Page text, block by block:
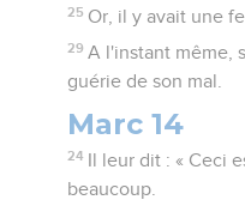
25 Or, il y avait une
29 A l'instant même,
guérie de son mal.
Marc 14
24
Il leur dit : « Ceci
beaucoup.